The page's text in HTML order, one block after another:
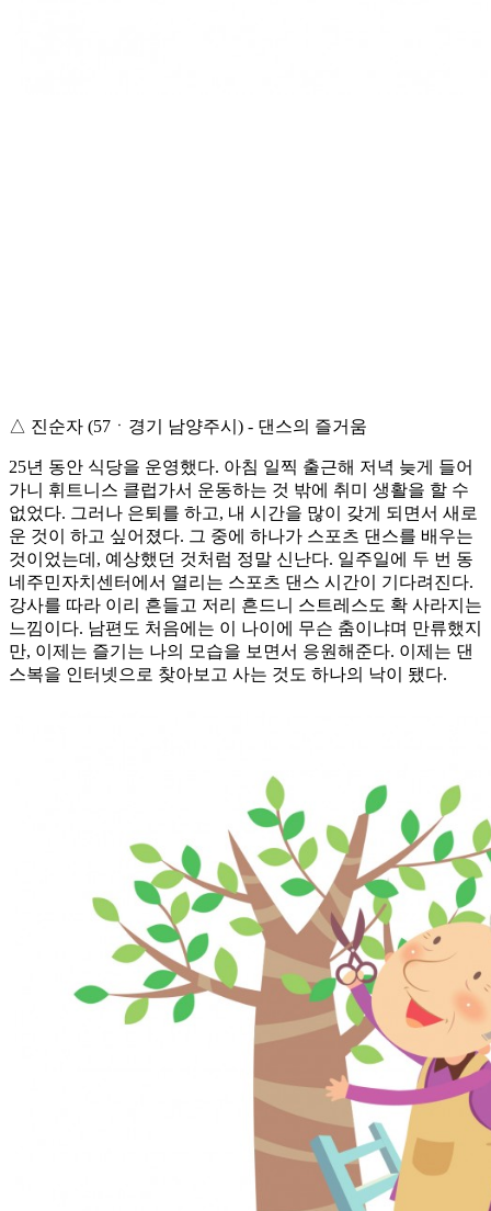
△ 진순자 (57ㆍ경기 남양주시) - 댄스의 즐거움
25년 동안 식당을 운영했다. 아침 일찍 출근해 저녁 늦게 들어
가니 휘트니스 클럽가서 운동하는 것 밖에 취미 생활을 할 수
없었다. 그러나 은퇴를 하고, 내 시간을 많이 갖게 되면서 새로
운 것이 하고 싶어졌다. 그 중에 하나가 스포츠 댄스를 배우는
것이었는데, 예상했던 것처럼 정말 신난다. 일주일에 두 번 동
네주민자치센터에서 열리는 스포츠 댄스 시간이 기다려진다.
강사를 따라 이리 흔들고 저리 흔드니 스트레스도 확 사라지는
느낌이다. 남편도 처음에는 이 나이에 무슨 춤이냐며 만류했지
만, 이제는 즐기는 나의 모습을 보면서 응원해준다. 이제는 댄
스복을 인터넷으로 찾아보고 사는 것도 하나의 낙이 됐다.